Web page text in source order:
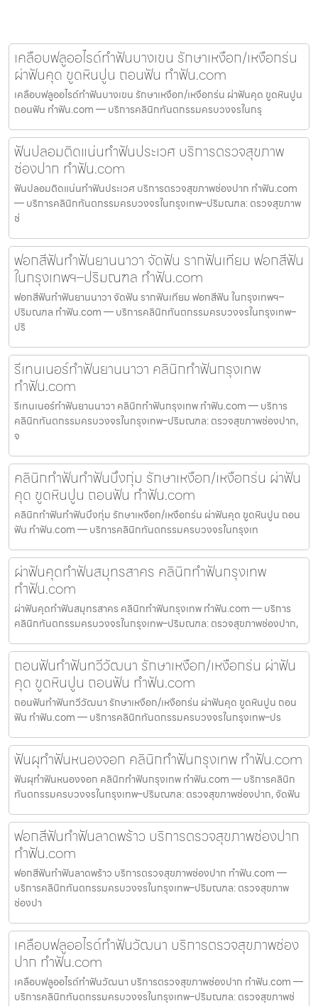
เคลือบฟลูออไรด์ทำฟันบางเขน รักษาเหงือก/เหงือกร่น
ผ่าฟันคุด ขูดหินปูน ถอนฟัน ทำฟัน.com
เคลือบฟลูออไรด์ทำฟันบางเขน รักษาเหงือก/เหงือกร่น ผ่าฟันคุด ขูดหินปูน
ถอนฟัน ทำฟัน.com — บริการคลินิกทันตกรรมครบวงจรในกรุ
ฟันปลอมติดแน่นทำฟันประเวศ บริการตรวจสุขภาพ
ช่องปาก ทำฟัน.com
ฟันปลอมติดแน่นทำฟันประเวศ บริการตรวจสุขภาพช่องปาก ทำฟัน.com
— บริการคลินิกทันตกรรมครบวงจรในกรุงเทพ–ปริมณฑล: ตรวจสุขภาพ
ช่
ฟอกสีฟันทำฟันยานนาวา จัดฟัน รากฟันเทียม ฟอกสีฟัน
ในกรุงเทพฯ–ปริมณฑล ทำฟัน.com
ฟอกสีฟันทำฟันยานนาวา จัดฟัน รากฟันเทียม ฟอกสีฟัน ในกรุงเทพฯ–
ปริมณฑล ทำฟัน.com — บริการคลินิกทันตกรรมครบวงจรในกรุงเทพ–
ปริ
รีเทนเนอร์ทำฟันยานนาวา คลินิกทำฟันกรุงเทพ
ทำฟัน.com
รีเทนเนอร์ทำฟันยานนาวา คลินิกทำฟันกรุงเทพ ทำฟัน.com — บริการ
คลินิกทันตกรรมครบวงจรในกรุงเทพ–ปริมณฑล: ตรวจสุขภาพช่องปาก,
จ
คลินิกทำฟันทำฟันบึงกุ่ม รักษาเหงือก/เหงือกร่น ผ่าฟัน
คุด ขูดหินปูน ถอนฟัน ทำฟัน.com
คลินิกทำฟันทำฟันบึงกุ่ม รักษาเหงือก/เหงือกร่น ผ่าฟันคุด ขูดหินปูน ถอน
ฟัน ทำฟัน.com — บริการคลินิกทันตกรรมครบวงจรในกรุงเท
ผ่าฟันคุดทำฟันสมุทรสาคร คลินิกทำฟันกรุงเทพ
ทำฟัน.com
ผ่าฟันคุดทำฟันสมุทรสาคร คลินิกทำฟันกรุงเทพ ทำฟัน.com — บริการ
คลินิกทันตกรรมครบวงจรในกรุงเทพ–ปริมณฑล: ตรวจสุขภาพช่องปาก,
ถอนฟันทำฟันทวีวัฒนา รักษาเหงือก/เหงือกร่น ผ่าฟัน
คุด ขูดหินปูน ถอนฟัน ทำฟัน.com
ถอนฟันทำฟันทวีวัฒนา รักษาเหงือก/เหงือกร่น ผ่าฟันคุด ขูดหินปูน ถอน
ฟัน ทำฟัน.com — บริการคลินิกทันตกรรมครบวงจรในกรุงเทพ–ปร
ฟันผุทำฟันหนองจอก คลินิกทำฟันกรุงเทพ ทำฟัน.com
ฟันผุทำฟันหนองจอก คลินิกทำฟันกรุงเทพ ทำฟัน.com — บริการคลินิก
ทันตกรรมครบวงจรในกรุงเทพ–ปริมณฑล: ตรวจสุขภาพช่องปาก, จัดฟัน
ฟอกสีฟันทำฟันลาดพร้าว บริการตรวจสุขภาพช่องปาก
ทำฟัน.com
ฟอกสีฟันทำฟันลาดพร้าว บริการตรวจสุขภาพช่องปาก ทำฟัน.com —
บริการคลินิกทันตกรรมครบวงจรในกรุงเทพ–ปริมณฑล: ตรวจสุขภาพ
ช่องปา
เคลือบฟลูออไรด์ทำฟันวัฒนา บริการตรวจสุขภาพช่อง
ปาก ทำฟัน.com
เคลือบฟลูออไรด์ทำฟันวัฒนา บริการตรวจสุขภาพช่องปาก ทำฟัน.com —
บริการคลินิกทันตกรรมครบวงจรในกรุงเทพ–ปริมณฑล: ตรวจสุขภาพช่